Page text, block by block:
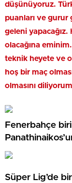
düşünüyoruz.
puanları ve gurur
geleni yapacağız.
olacağına
teknik heyete ve
hoş bir maç
olmasını
Fenerbahçe
Misli’den Günün
Süper Lig’de